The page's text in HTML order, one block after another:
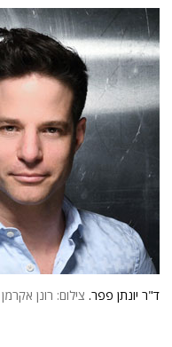
ד"ר יונתן פפר. צילום: רונן